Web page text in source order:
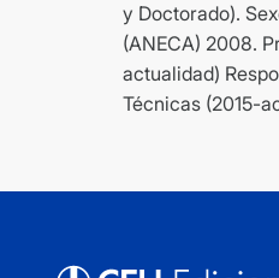
y Doctorado).
(ANECA) 2008.
actualidad)
Técnicas (2015-